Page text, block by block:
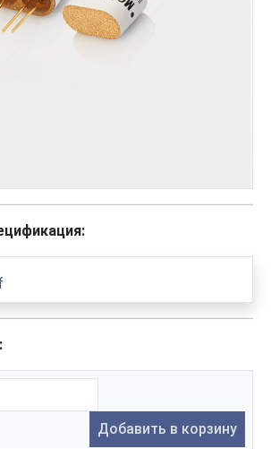
Добавить в корзину